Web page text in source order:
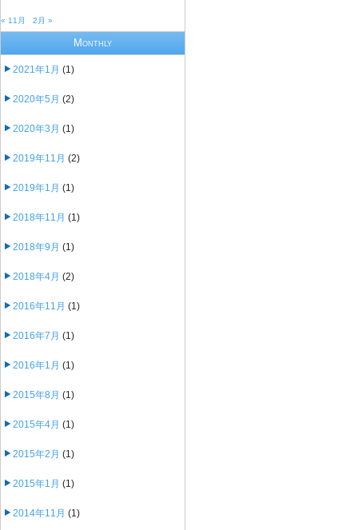
« 11月 2月 »
Monthly
2021年1月 (1)
2020年5月 (2)
2020年3月 (1)
2019年11月 (2)
2019年1月 (1)
2018年11月 (1)
2018年9月 (1)
2018年4月 (2)
2016年11月 (1)
2016年7月 (1)
2016年1月 (1)
2015年8月 (1)
2015年4月 (1)
2015年2月 (1)
2015年1月 (1)
2014年11月 (1)